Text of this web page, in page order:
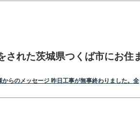
された茨城県つくば市にお住
らのメッセージ 昨日工事が無事終わりました。全